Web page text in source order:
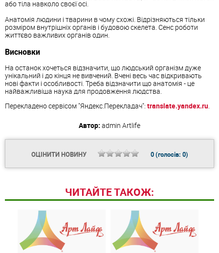
або тіла навколо своєї осі.
Анатомія людини і тварини в чому схожі. Відрізняються тільки
розміром внутрішніх органів і будовою скелета. Сенс роботи
життєво важливих органів один.
Висновки
На останок хочеться відзначити, що людський організм дуже
унікальний і до кінця не вивчений. Вчені весь час відкривають
нові факти і особливості. Треба відзначити що анатомія - це
найважливіша наука для продовження людства.
Перекладено сервісом "Яндекс.Перекладач": translate.yandex.ru.
Автор: admin Artlife
ОЦІНИТИ НОВИНУ 0(голосів: 0)
ЧИТАЙТЕ ТАКОЖ: